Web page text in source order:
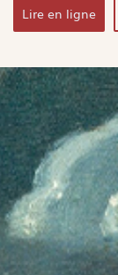
Lire en ligne